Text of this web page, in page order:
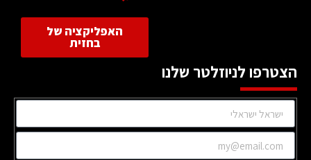
האפליקציה של
בחזית
הצטרפו לניוזלטר שלנו